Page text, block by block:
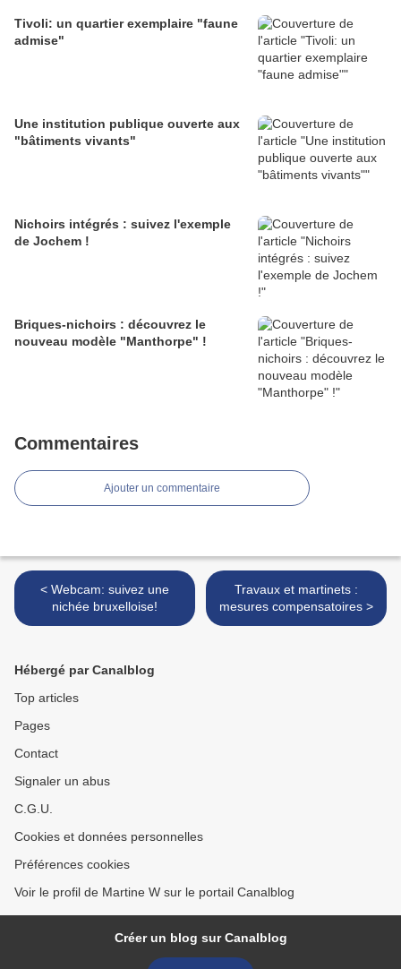
Tivoli: un quartier exemplaire "faune
admise"
Une institution publique ouverte aux
"bâtiments vivants"
Nichoirs intégrés : suivez l'exemple
de Jochem !
Briques-nichoirs : découvrez le
nouveau modèle "Manthorpe" !
Commentaires
Ajouter un commentaire
< Webcam: suivez une
nichée bruxelloise!
Travaux et martinets :
mesures compensatoires >
Hébergé par Canalblog
Top articles
Pages
Contact
Signaler un abus
C.G.U.
Cookies et données personnelles
Préférences cookies
Voir le profil de Martine W sur le portail Canalblog
Créer un blog sur Canalblog